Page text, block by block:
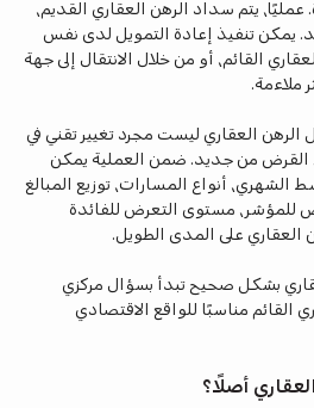
يتم سداد الرهن العقاري القديم،
يمكن تنفيذ إعادة التمويل لدى نفس
القائم، أو من خلال الانتقال إلى جهة
ملاءمة.
العقاري ليست مجرد تغيير تقني في
القرض من جديد. ضمن العملية يمكن
الشهري، أنواع المسارات، توزيع المبالغ
للمؤشر، مستوى التعرض للفائدة
العقاري على المدى الطويل.
بشكل صحيح تبدأ بسؤال مركزي
القائم مناسبًا للواقع الاقتصادي
أصلًا؟